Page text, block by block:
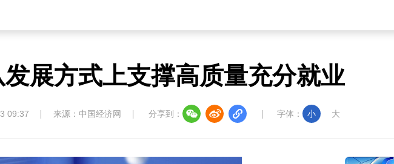
发展方式上支撑高质量充分就业
09:37 来源：中国经济网 分享到： 字体： 小 大